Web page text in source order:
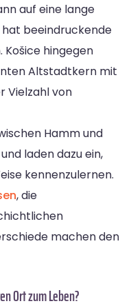
auf eine lange
beeindruckende
Košice hingegen
Altstadtkern mit
Vielzahl von
Hamm und
laden dazu ein,
kennenzulernen.
, die
machen den
Ort zum Leben?